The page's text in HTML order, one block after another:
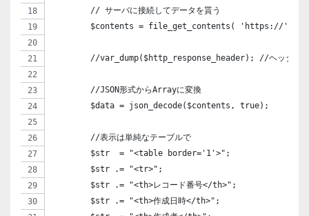
	// サーバに接続してデータを貰う
$contents = file_get_contents( 'https://'.
//var_dump($http_response_header); //ヘッダ表
	//JSON形式からArrayに変換
	$data = json_decode($contents, true);
	//表示は単純なテーブルで
	$str  = "<table border='1'>";
	$str .= "<tr>";
	$str .= "<th>レコード番号</th>";
	$str .= "<th>作成日時</th>";